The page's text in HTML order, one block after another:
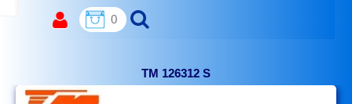
0
TM 126312 S